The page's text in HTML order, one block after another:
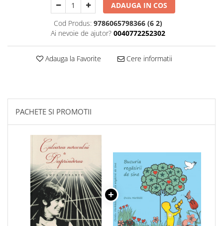
ADAUGA IN COS
Cod Produs: 9786065798366 (6 2)
Ai nevoie de ajutor? 0040772252302
Adauga la Favorite Cere informatii
PACHETE SI PROMOTII